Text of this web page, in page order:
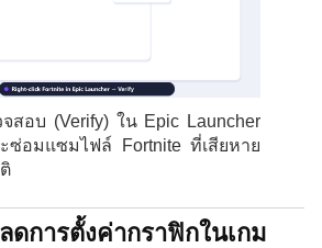
จสอบ (Verify) ใน Epic Launcher
ซ่อมแซมไฟล์ Fortnite ที่เสียหาย
การตั้งค่ากราฟิกในเกม